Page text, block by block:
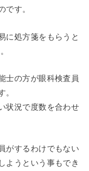
です。
に処方箋をもらうと
士の方が眼科検査員
。
状況で度数を合わせ
がするわけでもない
ようという事もでき